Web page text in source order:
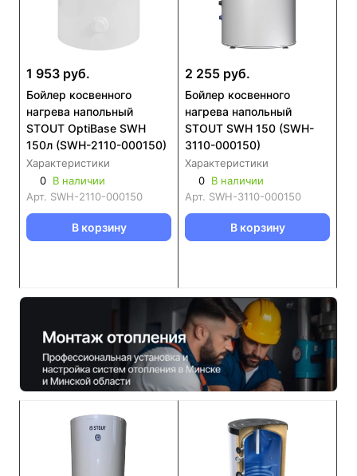
1 953 руб.
Бойлер косвенного
нагрева напольный
STOUT OptiBase SWH
150л (SWH-2110-000150)
Характеристики
0 В наличии
Арт. SWH-2110-000150
В корзину
2 255 руб.
Бойлер косвенного
нагрева напольный
STOUT SWH 150 (SWH-
3110-000150)
Характеристики
0 В наличии
Арт. SWH-3110-000150
В корзину